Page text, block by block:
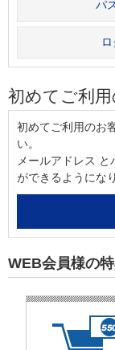
パ
初めてご利
初めてご利用のお
い。
メールアドレス
ができるようにな
WEB会員様の